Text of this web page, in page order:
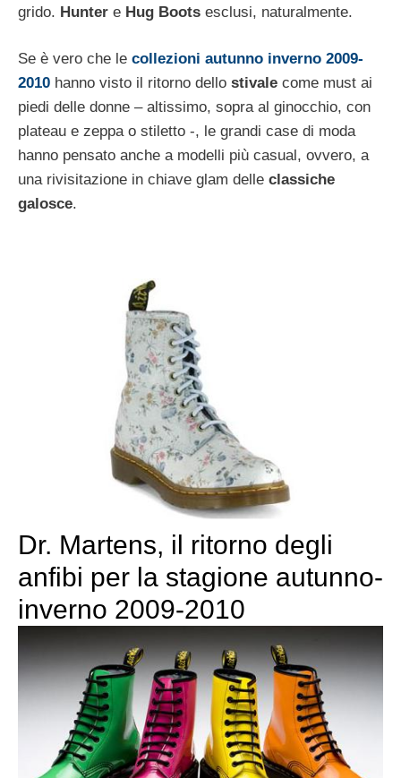
grido. Hunter e Hug Boots esclusi, naturalmente.
Se è vero che le collezioni autunno inverno 2009-
2010 hanno visto il ritorno dello stivale come must ai
piedi delle donne – altissimo, sopra al ginocchio, con
plateau e zeppa o stiletto -, le grandi case di moda
hanno pensato anche a modelli più casual, ovvero, a
una rivisitazione in chiave glam delle classiche
galosce.
Dr. Martens, il ritorno degli
anfibi per la stagione autunno-
inverno 2009-2010